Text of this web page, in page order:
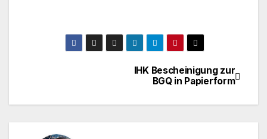
Beitragsnavigation
IHK Bescheinigung zur
BGQ in Papierform